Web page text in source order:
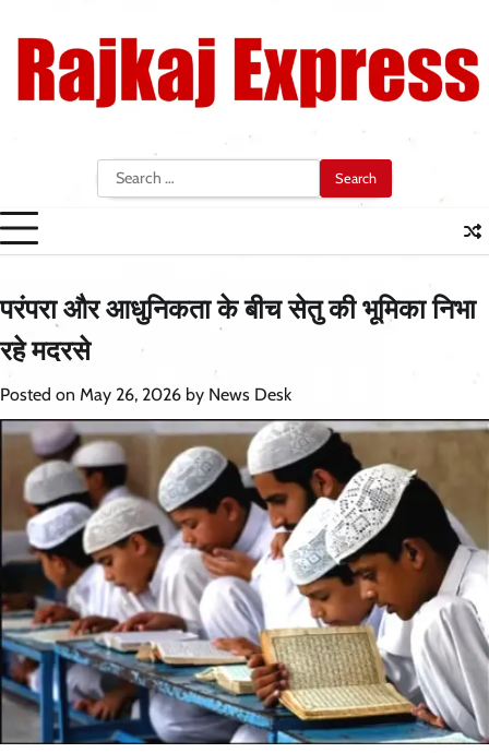
content
Search
for:
परंपरा और आधुनिकता के बीच सेतु की भूमिका निभा
रहे मदरसे
Posted on May 26, 2026 by News Desk